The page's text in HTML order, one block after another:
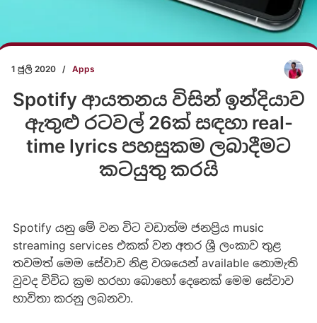
1 ජූලි 2020 / Apps
Spotify ආයතනය විසින් ඉන්දියාව
ඇතුළු රටවල් 26ක් සඳහා real-
time lyrics පහසුකම ලබාදීමට
කටයුතු කරයි
Spotify යනු මේ වන විට වඩාත්ම ජනප්‍රිය music
streaming services එකක් වන අතර ශ්‍රී ලංකාව තුළ
තවමත් මෙම සේවාව නිළ වශයෙන් available නොමැති
වුවද විවිධ ක්‍රම හරහා බොහෝ දෙනෙක් මෙම සේවාව
භාවිතා කරනු ලබනවා.